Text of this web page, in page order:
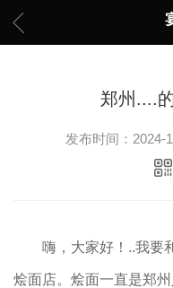
郑州....
发布时间：2024-
嗨，大家好！..我要
烩面店。烩面一直是郑